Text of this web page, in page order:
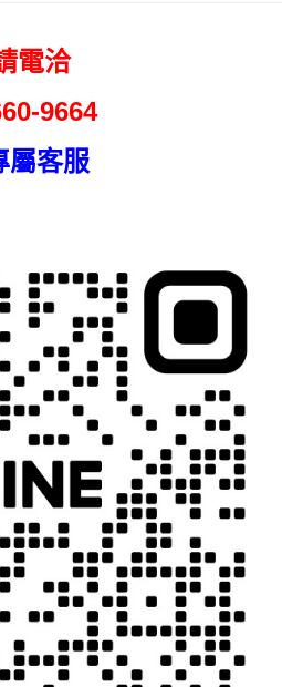
付你分期」於每月結算日後寄送繳費提
「超商條碼／台灣大直營門市／銀行轉
商品或服務，並由商店將買賣／分期付款
供予台灣大哥大進項蒐集、處理及利用，
需資料之確認、核對及更正。
連結： https://oppay.tw/userRule
額後，即可完成結帳。
點擊此簡訊中的連結，可透過四大超商／
付款，方視為交易完成。
立刻繳費，但若您需要取消訂單，請聯絡
消之訂單仍視為有效，需透過AFTEE先享
款等相關疑問，請聯繫「AFTEE先享後付
support/home
提供之「AFTEE先享後付」服務完成之交
個人資料，並將交易相關給付款項請求債
覽以下網址：
定代理人或監護人之同意方可使用
申辦者引起之損失，本公司不負相關責
將依據個別帳號之用戶狀況，依本公司即
有額度不足之情形，本公司將視審查結果
他人資訊註冊。若發現惡意使用之情形，
該用戶之使用額度並採取法律行動。
旁) 即日起不提供京站紙袋，取件時
現場詢問
電洽
9664
屬客服